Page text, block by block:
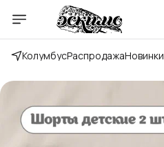
КолумбусРаспродажаНовинки